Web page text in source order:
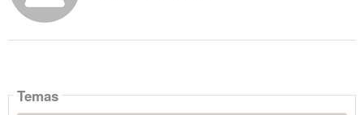
Temas